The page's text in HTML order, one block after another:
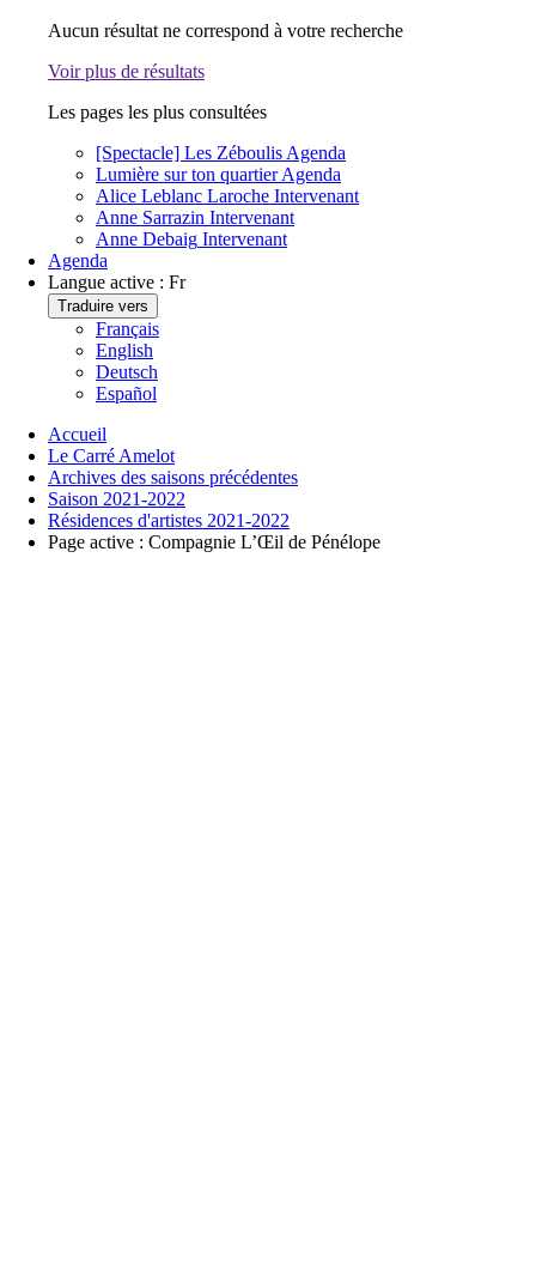
Aucun résultat ne correspond à votre recherche
Voir plus de résultats
Les pages les plus consultées
[Spectacle] Les Zéboulis Agenda
Lumière sur ton quartier Agenda
Alice Leblanc Laroche Intervenant
Anne Sarrazin Intervenant
Anne Debaig Intervenant
Agenda
Langue active : Fr
Traduire vers
Français
English
Deutsch
Español
Accueil
Le Carré Amelot
Archives des saisons précédentes
Saison 2021-2022
Résidences d'artistes 2021-2022
Page active : Compagnie L’Œil de Pénélope